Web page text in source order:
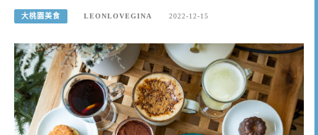
大桃園美食 LEONLOVEGINA 2022-12-15